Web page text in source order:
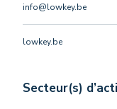
info@lowkey.be
lowkey.be
Secteur(s)